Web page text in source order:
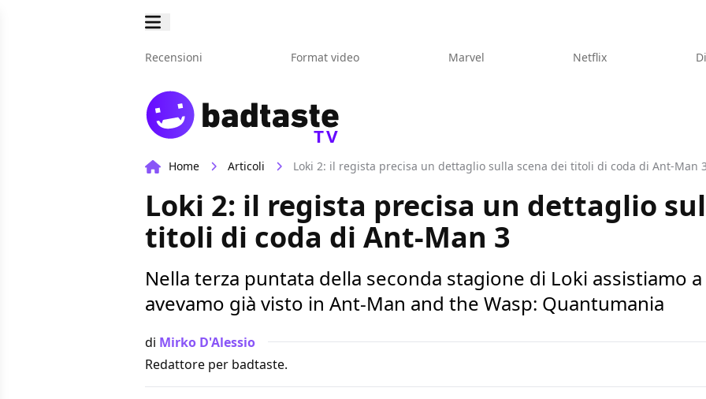
Recensioni Format video Marvel Netflix
TV
Home Articoli Loki 2: il regista precisa un dettaglio sulla scena dei titoli di coda di Ant-Man
Loki 2: il regista precisa un dettaglio
titoli di coda di Ant-Man 3
Nella terza puntata della seconda stagione di Loki assistiamo
avevamo già visto in Ant-Man and the Wasp: Quantumania
di Mirko D'Alessio
Redattore per badtaste.